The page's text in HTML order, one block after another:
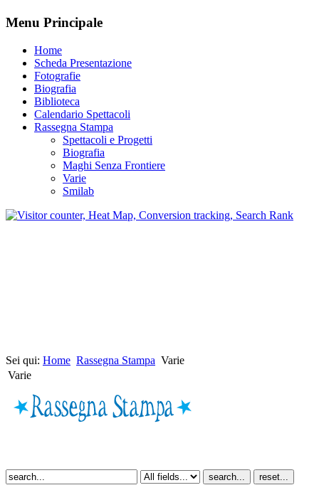
Menu Principale
Home
Scheda Presentazione
Fotografie
Biografia
Biblioteca
Calendario Spettacoli
Rassegna Stampa
Spettacoli e Progetti
Biografia
Maghi Senza Frontiere
Varie
Smilab
Sei qui: Home Rassegna Stampa Varie
Varie